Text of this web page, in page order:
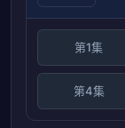
第1集
第4集